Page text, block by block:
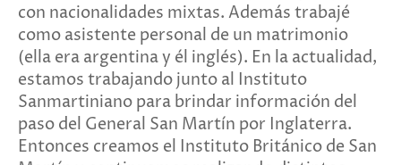
con nacionalidades mixtas. Además trabajé
como asistente personal de un matrimonio
(ella era argentina y él inglés). En la actualidad,
estamos trabajando junto al Instituto
Sanmartiniano para brindar información del
paso del General San Martín por Inglaterra.
Entonces creamos el Instituto Británico de San